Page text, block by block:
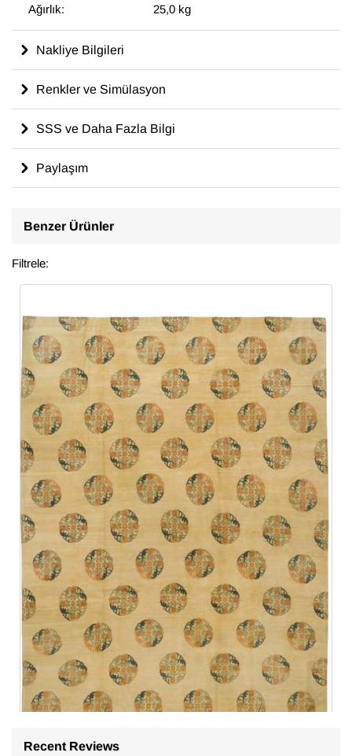
Ağırlık:
25,0 kg
Nakliye Bilgileri
Renkler ve Simülasyon
SSS ve Daha Fazla Bilgi
Paylaşım
Benzer Ürünler
Filtrele:
Recent Reviews